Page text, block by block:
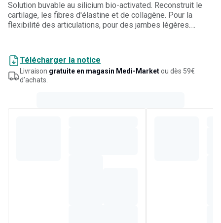
Solution buvable au silicium bio-activated. Reconstruit le
cartilage, les fibres d'élastine et de collagène. Pour la
flexibilité des articulations, pour des jambes légères.
Télécharger la notice
Livraison gratuite en magasin Medi-Marketou dès 59€
d’achats.